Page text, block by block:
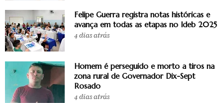
Felipe Guerra registra notas históricas e
avança em todas as etapas no Ideb 2025
4 dias atrás
Homem é perseguido e morto a tiros na
zona rural de Governador Dix-Sept
Rosado
4 dias atrás